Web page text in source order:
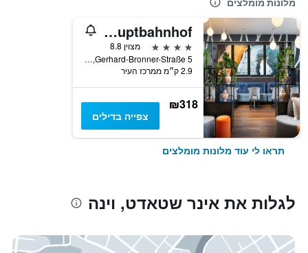
מלונות מומלצים
Leonardo Hotel Vienna Hauptbahnhof
4 כוכבים
מצוין 8.8
Gerhard-Bronner-Straße 5, וינה, וינה, אוסטריה
2.9 ק״מ ממרכז העיר
₪318
צפייה בדילים
תראו לי עוד מלונות מומלצים
לגלות את אינר שטאדט, וינה